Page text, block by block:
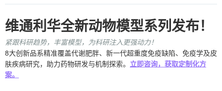
维通利华全新动物模型系列发布！
紧跟科研趋势，丰富模型，为科研注入更强动力！
8大创新品系精准覆盖代谢肥胖、新一代超重度免疫缺陷、免疫学及皮
肤疾病研究，助力药物研发与机制探索。 立即咨询，获取定制化方
案。